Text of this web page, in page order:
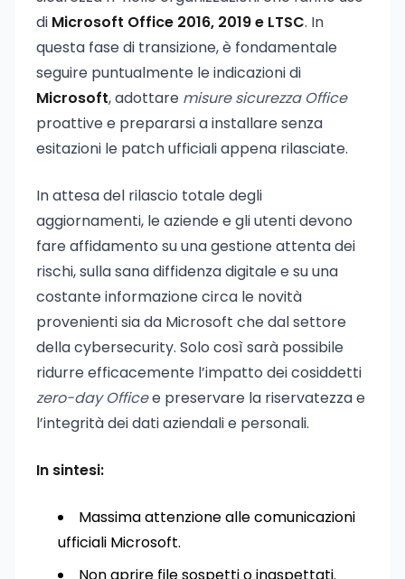
di Microsoft Office 2016, 2019 e LTSC. In
questa fase di transizione, è fondamentale
seguire puntualmente le indicazioni di
Microsoft, adottare misure sicurezza Office
proattive e prepararsi a installare senza
esitazioni le patch ufficiali appena rilasciate.
In attesa del rilascio totale degli
aggiornamenti, le aziende e gli utenti devono
fare affidamento su una gestione attenta dei
rischi, sulla sana diffidenza digitale e su una
costante informazione circa le novità
provenienti sia da Microsoft che dal settore
della cybersecurity. Solo così sarà possibile
ridurre efficacemente l’impatto dei cosiddetti
zero-day Officee preservare la riservatezza e
l’integrità dei dati aziendali e personali.
In sintesi:
Massima attenzione alle comunicazioni
ufficiali Microsoft.